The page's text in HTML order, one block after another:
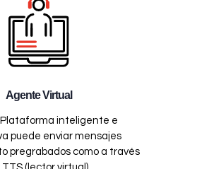
Agente Virtual
Plataforma inteligente e
puede enviar mensajes
pregrabados como a través